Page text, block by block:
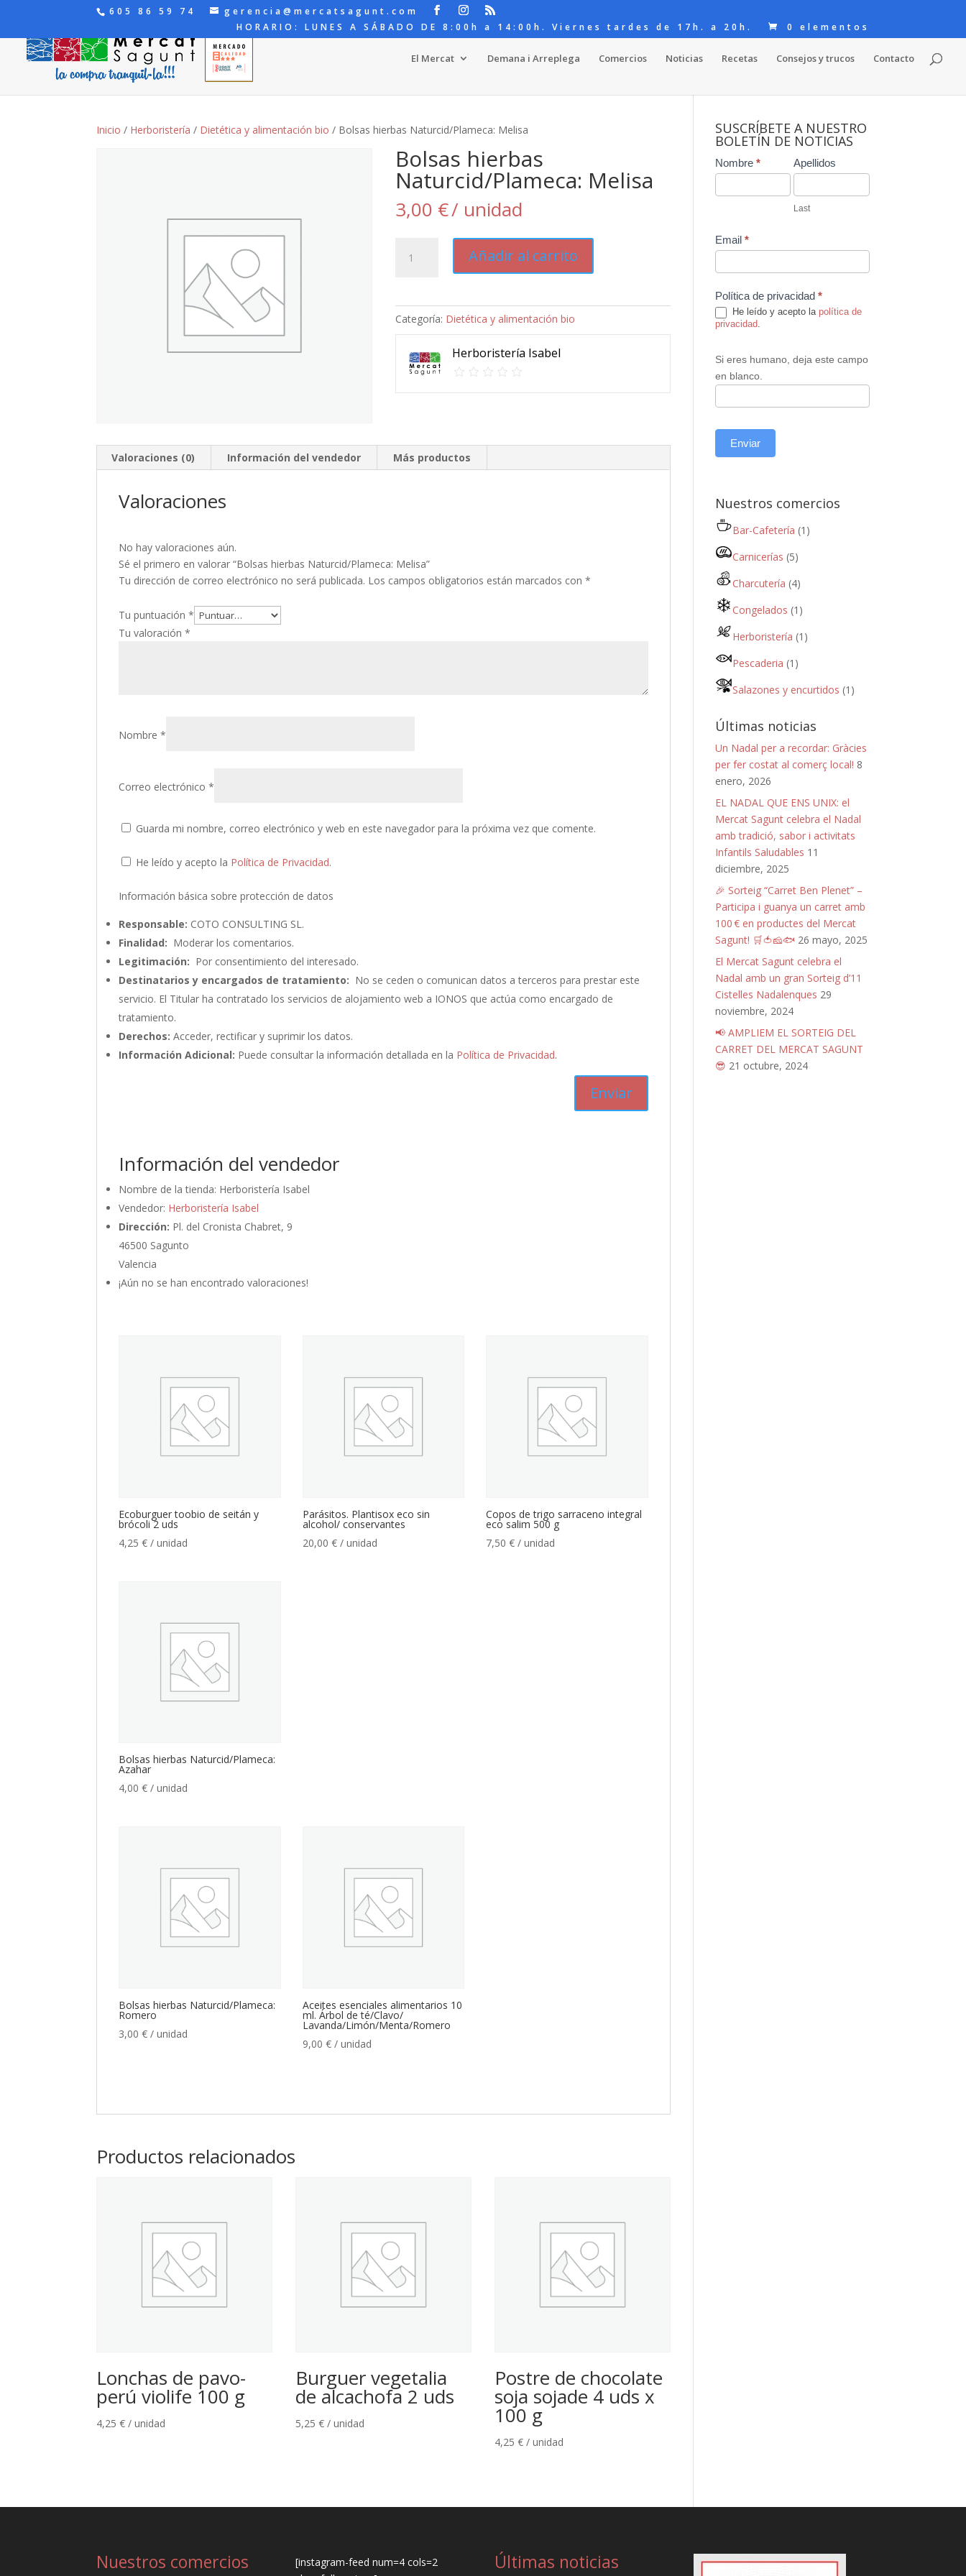
605 86 59 74
gerencia@mercatsagunt.com
HORARIO: LUNES A SÁBADO DE 8:00h a 14:00h. Viernes tardes de 17h. a 20h.
0 elementos
El Mercat Demana i Arreplega Comercios Noticias Recetas Consejos y trucos Contacto
Inicio / Herboristería / Dietética y alimentación bio / Bolsas hierbas Naturcid/Plameca: Melisa
Bolsas hierbas
Naturcid/Plameca: Melisa
3,00 €/ unidad
hierbas
Naturcid/Plameca:
cantidad
Añadir al carrito
Categoría: Dietética y alimentación bio
Herboristería Isabel
Valoraciones (0) Información del vendedor Más productos
Valoraciones
No hay valoraciones aún.
Sé el primero en valorar “Bolsas hierbas Naturcid/Plameca: Melisa”
Tu dirección de correo electrónico no será publicada. Los campos obligatorios están marcados con*
Tu puntuación*
Tu valoración*
Nombre*
Correo electrónico*
Guarda mi nombre, correo electrónico y web en este navegador para la próxima vez que comente.
He leído y acepto la Política de Privacidad.
Información básica sobre protección de datos
Responsable: COTO CONSULTING SL.
Finalidad: Moderar los comentarios.
Legitimación: Por consentimiento del interesado.
Destinatarios y encargados de tratamiento: No se ceden o comunican datos a terceros para prestar este
servicio. El Titular ha contratado los servicios de alojamiento web a IONOS que actúa como encargado de
tratamiento.
Derechos: Acceder, rectificar y suprimir los datos.
Información Adicional: Puede consultar la información detallada en la Política de Privacidad.
Información del vendedor
Nombre de la tienda: Herboristería Isabel
Vendedor: Herboristería Isabel
Dirección: Pl. del Cronista Chabret, 9
46500 Sagunto
Valencia
¡Aún no se han encontrado valoraciones!
Ecoburguer toobio de seitán y
brócoli 2 uds
4,25€ / unidad
Parásitos. Plantisox eco sin
alcohol/ conservantes
20,00 € / unidad
Copos de trigo sarraceno integral
eco salim 500 g
7,50€ / unidad
Bolsas hierbas Naturcid/Plameca:
Azahar
4,00€ / unidad
Bolsas hierbas Naturcid/Plameca:
Romero
3,00€ / unidad
Aceites esenciales alimentarios 10
ml. Árbol de té/Clavo/
Lavanda/Limón/Menta/Romero
9,00 € / unidad
Productos relacionados
Lonchas de pavo-
perú violife 100 g
4,25€ / unidad
Burguer vegetalia
de alcachofa 2 uds
5,25€ / unidad
Postre de chocolate
soja sojade 4 uds x
100 g
4,25€ / unidad
SUSCRÍBETE A NUESTRO
BOLETÍN DE NOTICIAS
Contact
Us
Nombre * Apellidos
Last
Email *
Política de privacidad *
He leído y acepto la política de
privacidad.
Si eres humano, deja este campo
en blanco.
Enviar
Nuestros comercios
Bar-Cafetería (1)
Carnicerías (5)
Charcutería (4)
Congelados (1)
Herboristería (1)
Pescaderia (1)
Salazones y encurtidos (1)
Últimas noticias
Un Nadal per a recordar: Gràcies
per fer costat al comerç local! 8
enero, 2026
EL NADAL QUE ENS UNIX: el
Mercat Sagunt celebra el Nadal
amb tradició, sabor i activitats
Infantils Saludables 11
diciembre, 2025
🎉 Sorteig “Carret Ben Plenet” –
Participa i guanya un carret amb
100 € en productes del Mercat
Sagunt! 🛒🍅🧀🐟 26 mayo, 2025
El Mercat Sagunt celebra el
Nadal amb un gran Sorteig d’11
Cistelles Nadalenques 29
noviembre, 2024
📢 AMPLIEM EL SORTEIG DEL
CARRET DEL MERCAT SAGUNT
😎 21 octubre, 2024
Nuestros comercios
[instagram-feed num=4 cols=2
Últimas noticias